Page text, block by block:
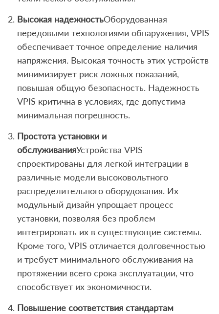
Высокая надежностьОборудованная
передовыми технологиями обнаружения, VPIS
обеспечивает точное определение наличия
напряжения. Высокая точность этих устройств
минимизирует риск ложных показаний,
повышая общую безопасность. Надежность
VPIS критична в условиях, где допустима
минимальная погрешность.
Простота установки и
обслуживанияУстройства VPIS
спроектированы для легкой интеграции в
различные модели высоковольтного
распределительного оборудования. Их
модульный дизайн упрощает процесс
установки, позволяя без проблем
интегрировать их в существующие системы.
Кроме того, VPIS отличается долговечностью
и требует минимального обслуживания на
протяжении всего срока эксплуатации, что
способствует их экономичности.
Повышение соответствия стандартам